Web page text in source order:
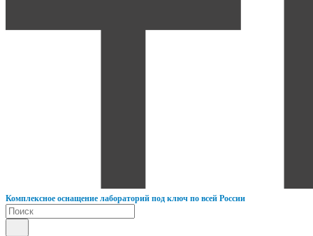
Комплексное оснащение лабораторий под ключ по всей России